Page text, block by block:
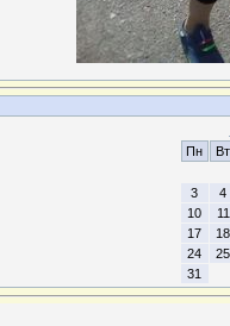
Пн
Вт
3
4
10
11
17
18
24
25
31